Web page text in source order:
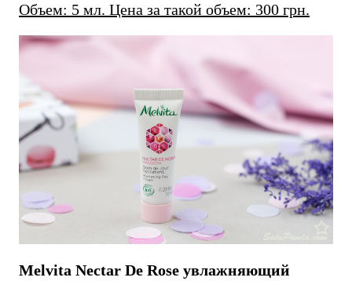
Объем: 5 мл. Цена за такой объем: 300 грн.
Melvita Nectar De Rose увлажняющий